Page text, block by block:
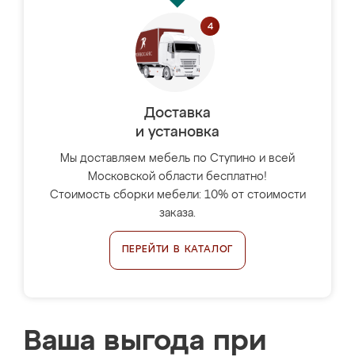
Доставка
и установка
Мы доставляем мебель по Ступино и всей
Московской области бесплатно!
Стоимость сборки мебели: 10% от стоимости
заказа.
ПЕРЕЙТИ В КАТАЛОГ
Ваша выгода при